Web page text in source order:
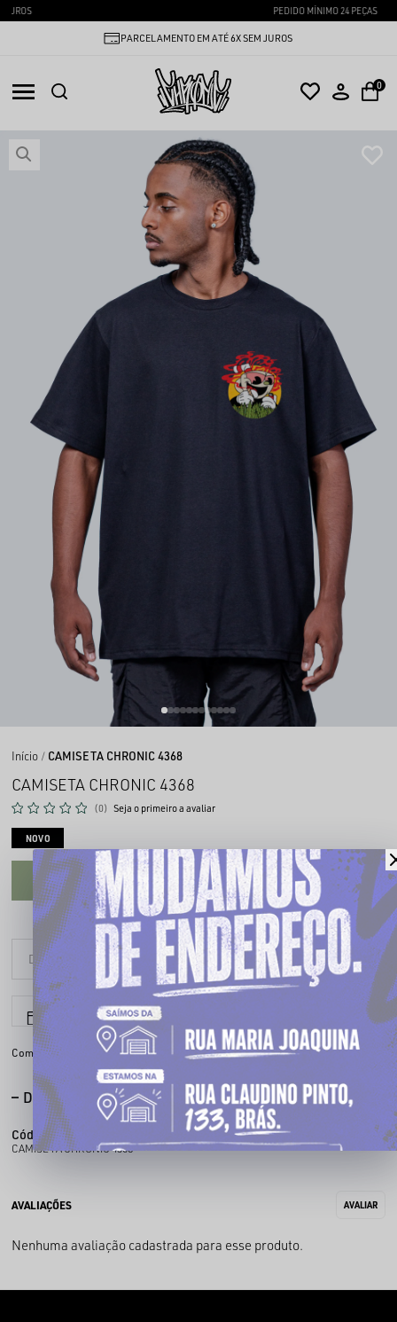
PARCELAMENTO EM ATÉ 6X SEM JUROS
0
Início CAMISETA CHRONIC 4368
CAMISETA CHRONIC 4368
(0) Seja o primeiro a avaliar
NOVO
CADASTRE-SE PARA VER O PREÇO
Parcele em até
Compartilhe:
DESCRIÇÃO COMPLETA
Código identificador (SKU):
100436801
CAMISETA CHRONIC 4368
Nenhuma avaliação cadastrada para esse produto.